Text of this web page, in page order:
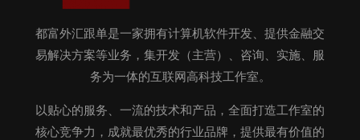
都富外汇跟单是一家拥有计算机软件开发、提供金融交
易解决方案等业务，集开发（主营）、咨询、实施、服
务为一体的互联网高科技工作室。
以贴心的服务、一流的技术和产品，全面打造工作室的
核心竞争力，成就最优秀的行业品牌，提供最有价值的